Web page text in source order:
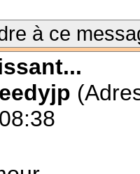
à ce